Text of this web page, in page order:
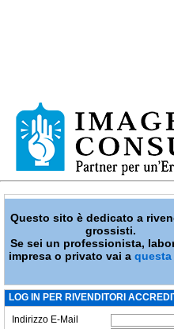
Questo sito è dedicato a
grossisti.
Se sei un professionista,
impresa o privato vai a
LOG IN PER RIVENDITORI
Indirizzo E-Mail